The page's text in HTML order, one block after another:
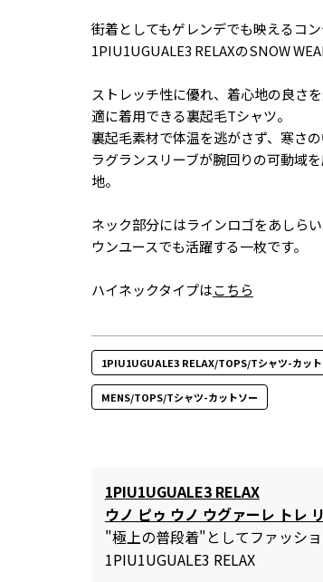
街着としてもゲレンデでも映えるコン
1PIU1UGUALE3 RELAXのSNOW
ストレッチ性に優れ、着心地の良さ
適に着用できる裏起毛Tシャツ。
裏起毛素材で体温を逃がさず、寒さの
ラグランスリーブが腕回りの可動域
地。
ネック部分にはラインロゴをあしら
ウンユースでも活躍する一枚です。
ハイネックタイプはこちら
1PIU1UGUALE3 RELAX/TOPS/Tシャツ-カッ
MENS/TOPS/Tシャツ-カットソー
1PIU1UGUALE3 RELAX
ウノ ピゥ ウノ ウグァーレ トレ
"極上の普段着"としてファッシ
1PIU1UGUALE3 RELAX